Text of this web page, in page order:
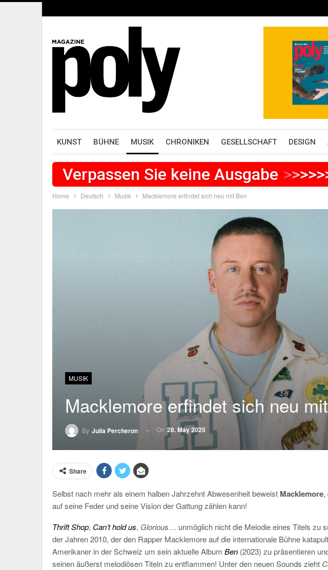
KUNST BÜHNE MUSIK CHRONIKEN GESELLSCHAFT DESIGN
Verpassen Sie keine Ausgabe >>>>
Home Deutsch Musik Macklemore erfindet sich neu mit Ben
MUSIK
Macklemore erfindet sich neu
By Julia Percheron On 28. May 2025
Share
Selbst nach mehr als einem halben Jahrzehnt Abwesenheit beweist Macklemore,
auf seine Feder und seine Vision der Gattung zählen kann!
Thrift Shop, Can’t hold us, Glorious… unmöglich nicht die Melodie eines Titels zu
der Jahren 2010, der den Rapper Macklemore auf die internationale Bühne
Amerikaner in der Schweiz um sein aktuelle Album Ben (2023) zu präsentieren
seinen äußerst melodiösen Titeln zu entflammen! Unter den neuen Sounds zieht